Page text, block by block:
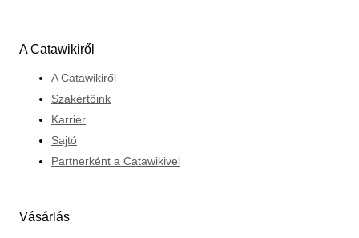
A Catawikiről
A Catawikiről
Szakértőink
Karrier
Sajtó
Partnerként a Catawikivel
Vásárlás